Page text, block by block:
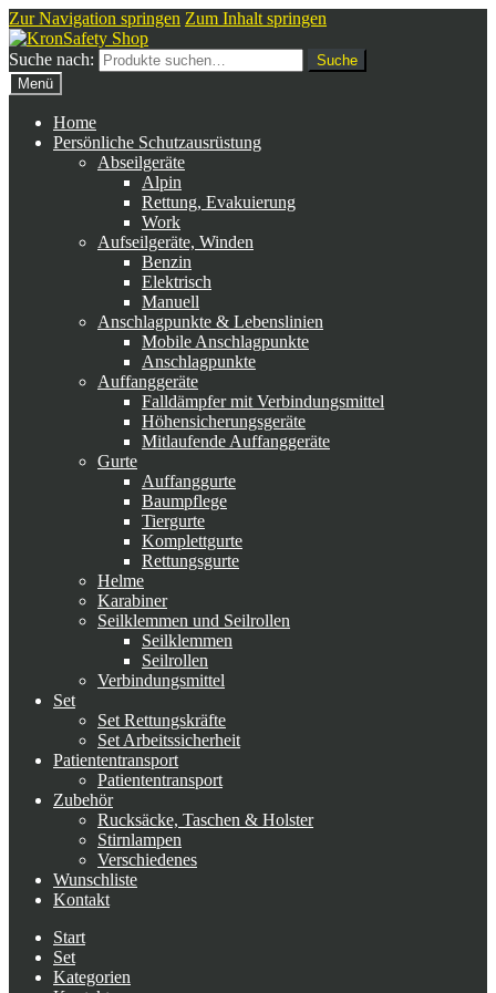
Zur Navigation springen Zum Inhalt springen
Suche nach:
Suche
Menü
Home
Persönliche Schutzausrüstung
Abseilgeräte
Alpin
Rettung, Evakuierung
Work
Aufseilgeräte, Winden
Benzin
Elektrisch
Manuell
Anschlagpunkte & Lebenslinien
Mobile Anschlagpunkte
Anschlagpunkte
Auffanggeräte
Falldämpfer mit Verbindungsmittel
Höhensicherungsgeräte
Mitlaufende Auffanggeräte
Gurte
Auffanggurte
Baumpflege
Tiergurte
Komplettgurte
Rettungsgurte
Helme
Karabiner
Seilklemmen und Seilrollen
Seilklemmen
Seilrollen
Verbindungsmittel
Set
Set Rettungskräfte
Set Arbeitssicherheit
Patiententransport
Patiententransport
Zubehör
Rucksäcke, Taschen & Holster
Stirnlampen
Verschiedenes
Wunschliste
Kontakt
Start
Set
Kategorien